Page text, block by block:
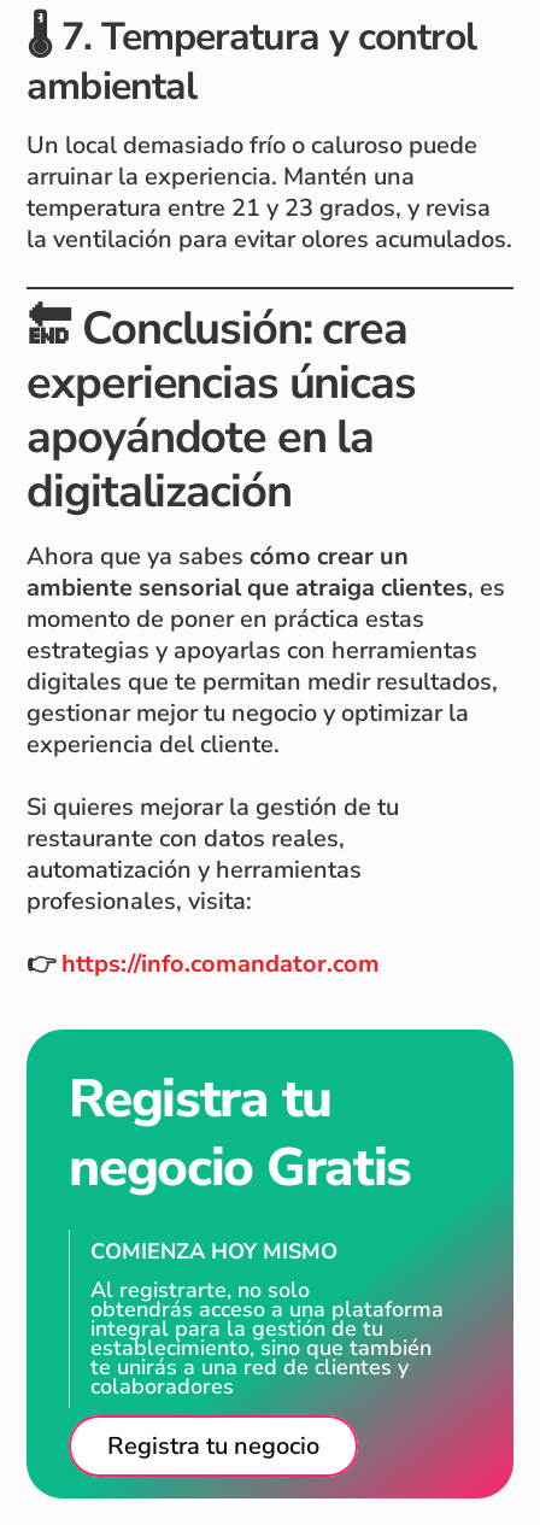
🌡️7. Temperatura y control
ambiental
Un local demasiado frío o caluroso puede
arruinar la experiencia. Mantén una
temperatura entre 21 y 23 grados, y revisa
la ventilación para evitar olores acumulados.
🔚Conclusión: crea
experiencias únicas
apoyándote en la
digitalización
Ahora que ya sabescómo crear un
ambiente sensorial que atraiga clientes, es
momento de poner en práctica estas
estrategias y apoyarlas con herramientas
digitales que te permitan medir resultados,
gestionar mejor tu negocio y optimizar la
experiencia del cliente.
Si quieres mejorar la gestión de tu
restaurante con datos reales,
automatización y herramientas
profesionales, visita:
👉https://info.comandator.com
Registra tu
negocio Gratis
COMIENZA HOY MISMO
Al registrarte, no solo
obtendrás acceso a una plataforma
integral para la gestión de tu
establecimiento, sino que también
te unirás a una red de clientes y
colaboradores
Registra tu negocio